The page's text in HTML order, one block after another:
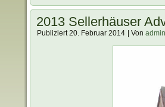
2013 Sellerhäuser
Publiziert 20. Februar 2014 Von admin